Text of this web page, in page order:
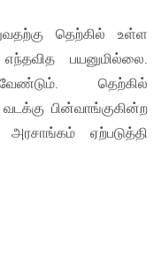
தெற்கில் உள்ள
பயனுமில்லை.
தெற்கில்
பின்வாங்குகின்ற
ஏற்படுத்தி